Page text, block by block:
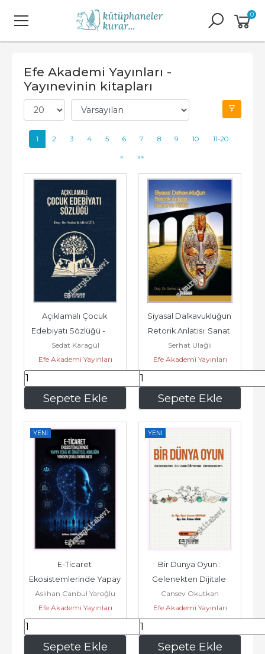
0
Efe Akademi Yayınları -
Yayınevinin kitapları
1 2 3 4 5 6 7 8 9 10 11-20
» »»
Sepete Ekle
Açıklamalı Çocuk
Edebiyatı Sözlüğü -
2025
Sedat Karagül
Efe Akademi Yayınları
315,00 Sepete Ekle
Siyasal Dalkavukluğun
Retorik Anlatısı: Sanat
ve Kültür -        2024
Serhat Ulağlı
Efe Akademi Yayınları
270,00
YENI
Sepete Ekle
E-Ticaret
Ekosistemlerinde Yapay
Zekâ ve Örgütsel
Kimliğin Yeniden...
Aslıhan Canbul Yaroğlu
Efe Akademi Yayınları
270,00
YENI
Sepete Ekle
Bir Dünya Oyun :
Gelenekten Dijitale
Öğrenme Deneyimleri -
Cansev Okutkan
Efe Akademi Yayınları
450,00